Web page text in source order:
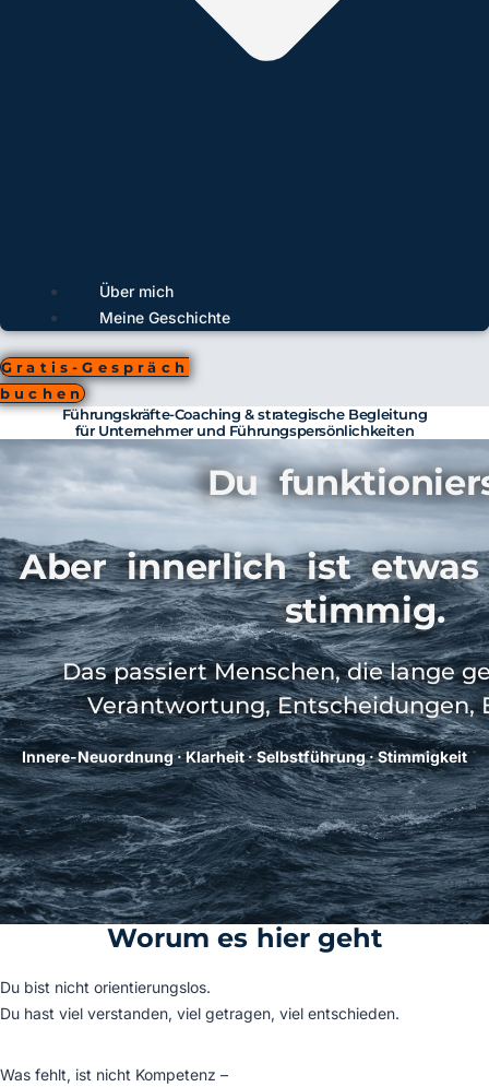
Über mich
Meine Geschichte
Gratis-Gespräch
buchen
Führungskräfte-Coaching & strategische Begleitung
für Unternehmer und Führungspersönlichkeiten
Du
Aber innerlich ist
stimmig.
Das passiert Menschen, die lange
Verantwortung, Entscheidungen,
Innere-Neuordnung · Klarheit · Selbstführung · Stimmigkeit
Worum es hier geht
Du bist nicht orientierungslos.
Du hast viel verstanden, viel getragen, viel entschieden.
Was fehlt, ist nicht Kompetenz –